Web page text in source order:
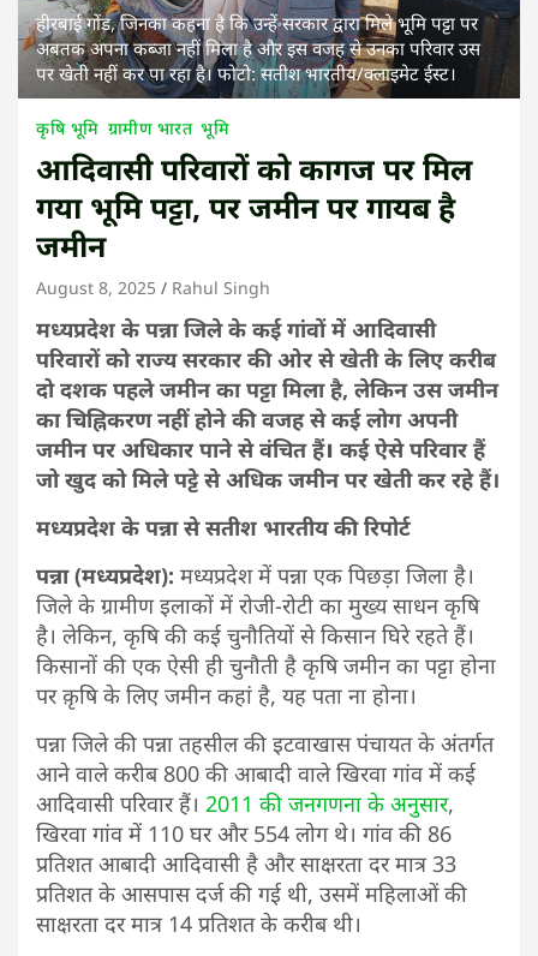
हीरबाई गोंड, जिनका कहना है कि उन्हें सरकार द्वारा मिले भूमि पट्टा पर
अबतक अपना कब्जा नहीं मिला है और इस वजह से उनका परिवार उस
पर खेती नहीं कर पा रहा है। फोटो: सतीश भारतीय/क्लाइमेट ईस्ट।
कृषि भूमि ग्रामीण भारत भूमि
आदिवासी परिवारों को कागज पर मिल
गया भूमि पट्टा, पर जमीन पर गायब है
जमीन
August 8, 2025 Rahul Singh
मध्यप्रदेश के पन्ना जिले के कई गांवों में आदिवासी
परिवारों को राज्य सरकार की ओर से खेती के लिए करीब
दो दशक पहले जमीन का पट्टा मिला है, लेकिन उस जमीन
का चिह्निकरण नहीं होने की वजह से कई लोग अपनी
जमीन पर अधिकार पाने से वंचित हैं। कई ऐसे परिवार हैं
जो खुद को मिले पट्टे से अधिक जमीन पर खेती कर रहे हैं।
मध्यप्रदेश के पन्ना से सतीश भारतीय की रिपोर्ट
पन्ना (मध्यप्रदेश): मध्यप्रदेश में पन्ना एक पिछड़ा जिला है।
जिले के ग्रामीण इलाकों में रोजी-रोटी का मुख्य साधन कृषि
है। लेकिन, कृषि की कई चुनौतियों से किसान घिरे रहते हैं।
किसानों की एक ऐसी ही चुनौती है कृषि जमीन का पट्टा होना
पर क़ृषि के लिए जमीन कहां है, यह पता ना होना।
पन्ना जिले की पन्ना तहसील की इटवाखास पंचायत के अंतर्गत
आने वाले करीब 800 की आबादी वाले खिरवा गांव में कई
आदिवासी परिवार हैं। 2011 की जनगणना के अनुसार,
खिरवा गांव में 110 घर और 554 लोग थे। गांव की 86
प्रतिशत आबादी आदिवासी है और साक्षरता दर मात्र 33
प्रतिशत के आसपास दर्ज की गई थी, उसमें महिलाओं की
साक्षरता दर मात्र 14 प्रतिशत के करीब थी।